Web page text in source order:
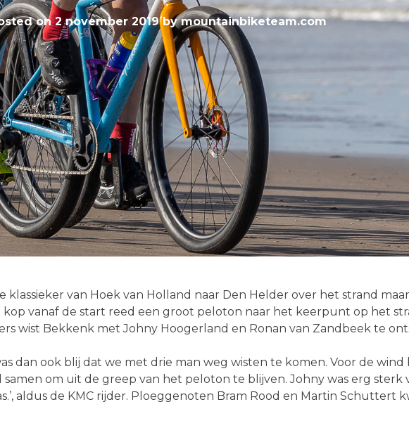
on2 november 2019bymountainbiketeam.com
van Hoek van Holland naar Den Helder over het strand
vanaf de start reed een groot peloton naar het keerpunt op het
wist Bekkenk met Johny Hoogerland en Ronan van Zandbeek te
dan ook blij dat we met drie man weg wisten te komen. Voor de
om uit de greep van het peloton te blijven. Johny was erg sterk
aldus de KMC rijder. Ploeggenoten Bram Rood en Martin Schuttert